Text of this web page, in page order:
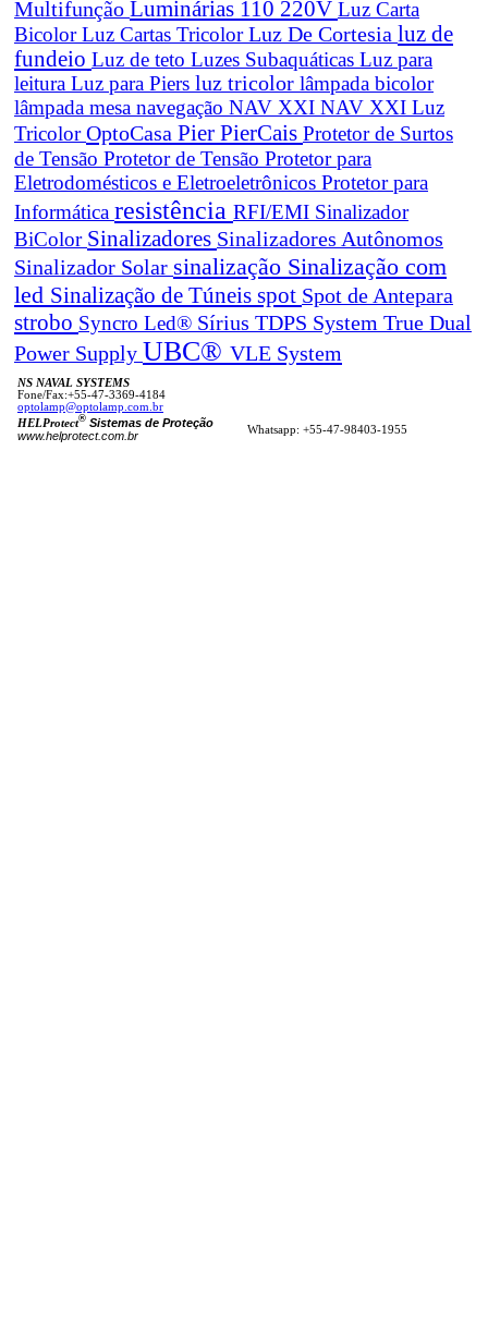
Multifunção Luminárias 110 220V Luz Carta
BicolorLuz Cartas TricolorLuz De Cortesia luz de
fundeio Luz de teto Luzes Subaquáticas Luz para
leitura Luz para Piers luz tricolor lâmpada bicolor
lâmpada mesa navegação NAV XXI NAV XXI Luz
TricolorOptoCasa Pier PierCais Protetor de Surtos
de Tensão Protetor de Tensão Protetor para
Eletrodomésticos e Eletroeletrônicos Protetor para
Informática resistência RFI/EMI Sinalizador
BiColor Sinalizadores Sinalizadores Autônomos
Sinalizador Solar sinalização Sinalização com
led Sinalização de Túneis spot Spot de Antepara
strobo Syncro Led® Sírius TDPS System True Dual
Power Supply UBC® VLE System
NS NAVAL SYSTEMS
Fone/Fax:+55-47-3369-4184
optolamp@optolamp.com.br
HELProtect® Sistemas de Proteção
www.helprotect.com.br
Whatsapp: +55-47-98403-1955